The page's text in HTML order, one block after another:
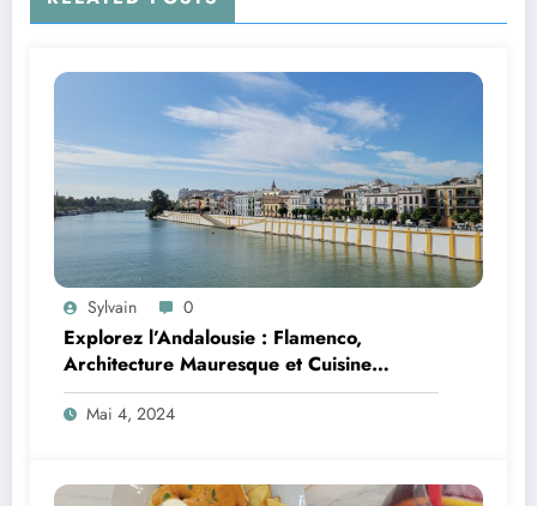
Sylvain 0
Explorez l’Andalousie : Flamenco,
Architecture Mauresque et Cuisine
Époustouflante
Mai 4, 2024